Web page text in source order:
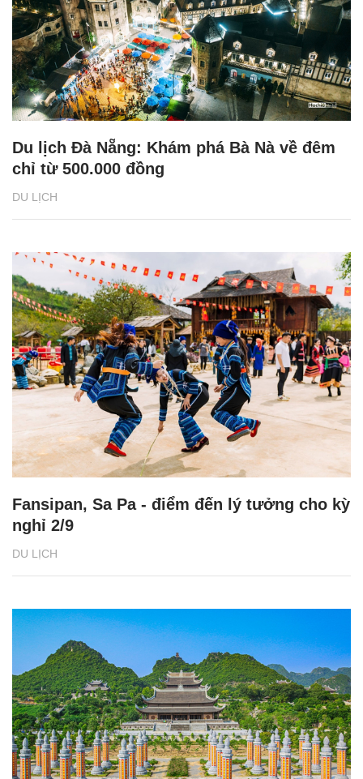
DU LỊCH
Du lịch Đà Nẵng: Khám phá Bà Nà về đêm
chỉ từ 500.000 đồng
DU LỊCH
Fansipan, Sa Pa - điểm đến lý tưởng cho kỳ
nghỉ 2/9